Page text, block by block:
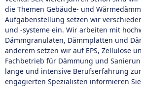
die Themen Gebäude- und
Aufgabenstellung setzen wir
und -systeme ein. Wir arbeiten mit
Dämmgranulaten, Dämmplatten und
anderem setzen wir auf EPS, Zellulose
Fachbetrieb für Dämmung und
lange und intensive Berufserfahrung
engagierten Spezialisten informieren